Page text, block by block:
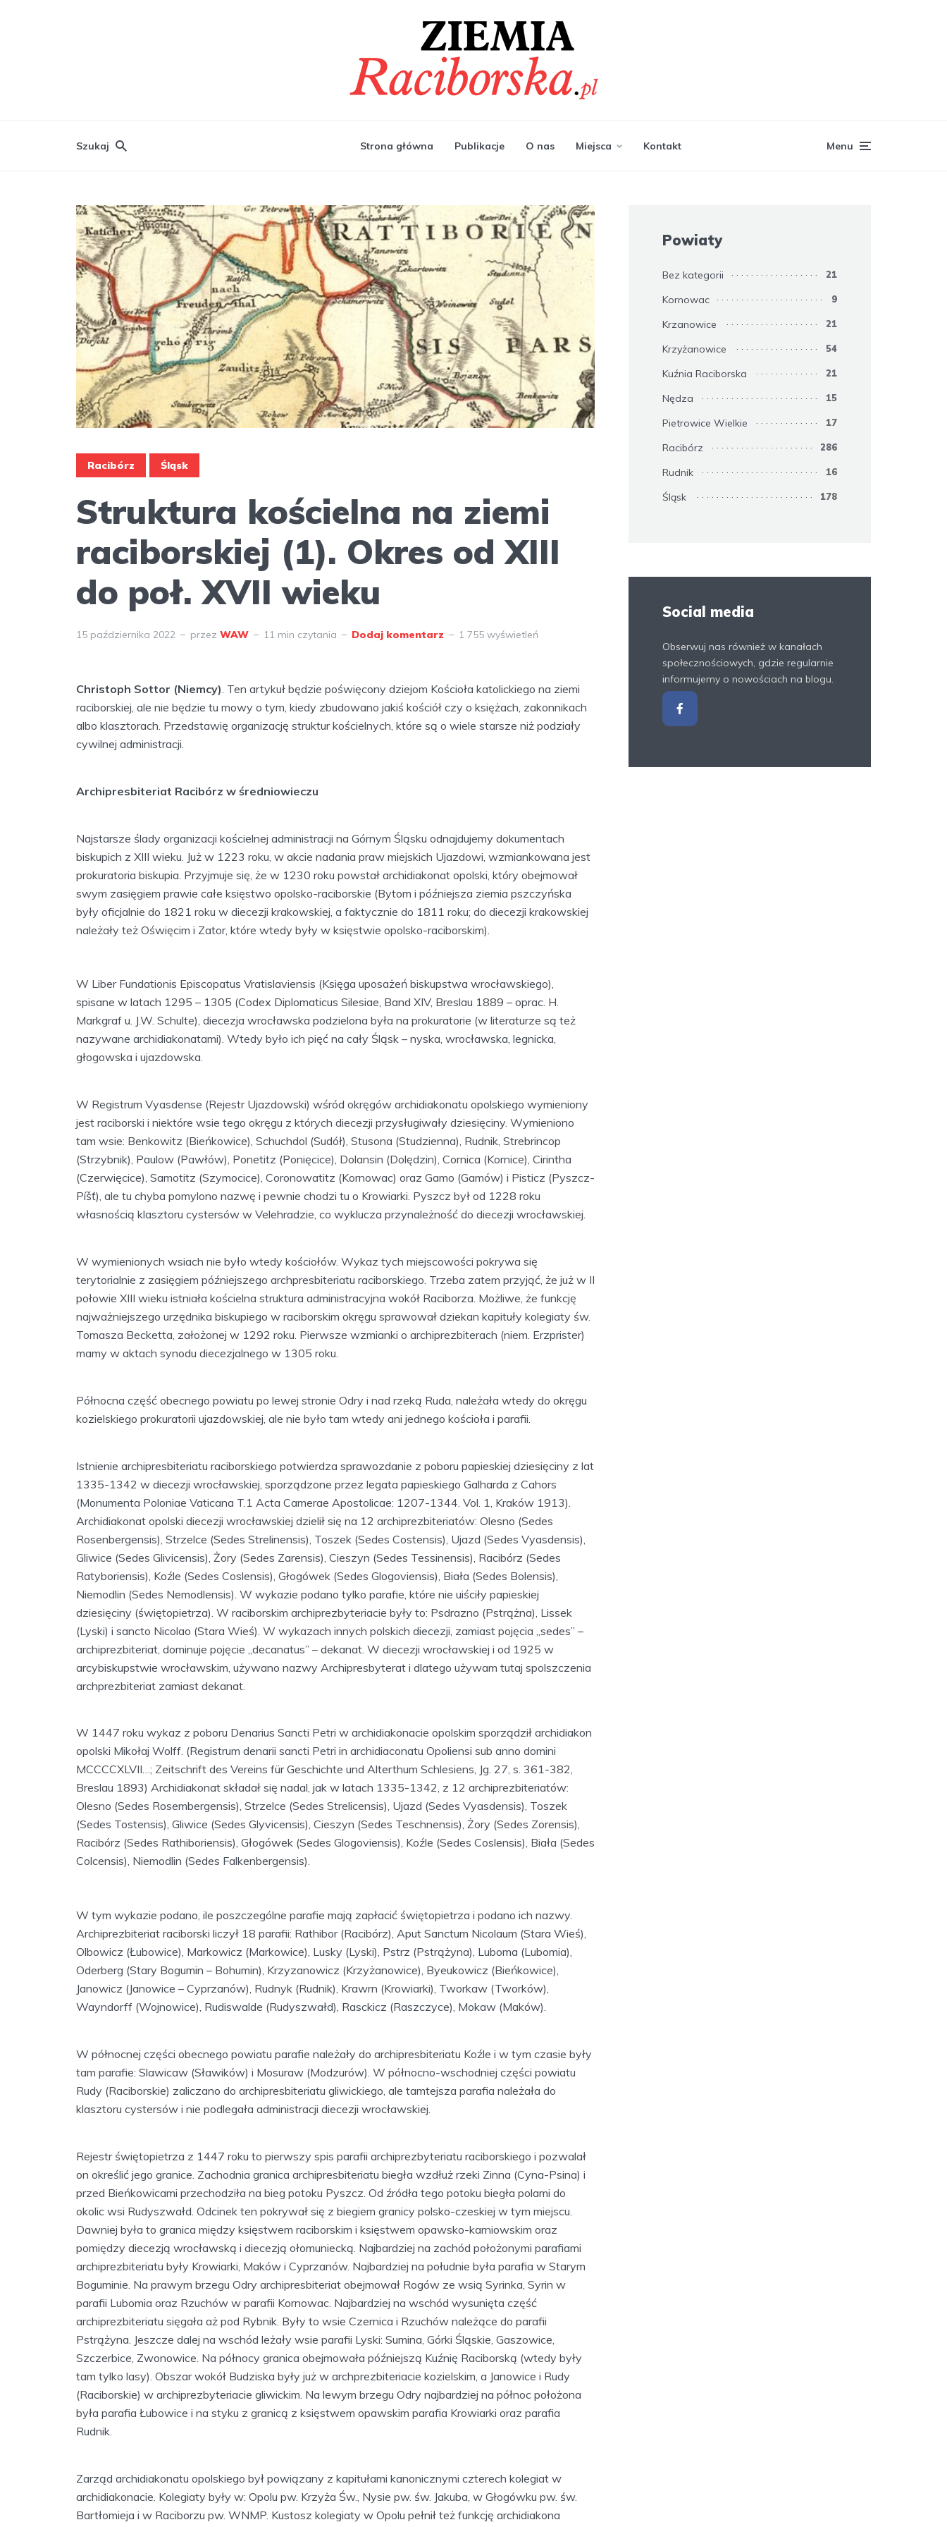
Szukaj Strona główna Publikacje O nas Miejsca Kontakt Menu
Racibórz Śląsk
Struktura kościelna na ziemi
raciborskiej (1). Okres od XIII
do poł. XVII wieku
15 października 2022 przez WAW 11 min czytania Dodaj komentarz 1 755 wyświetleń
Christoph Sottor (Niemcy). Ten artykuł będzie poświęcony dziejom Kościoła katolickiego na ziemi
raciborskiej, ale nie będzie tu mowy o tym, kiedy zbudowano jakiś kościół czy o księżach, zakonnikach
albo klasztorach. Przedstawię organizację struktur kościelnych, które są o wiele starsze niż podziały
cywilnej administracji.
Archipresbiteriat Racibórz w średniowieczu
Najstarsze ślady organizacji kościelnej administracji na Górnym Śląsku odnajdujemy dokumentach
biskupich z XIII wieku. Już w 1223 roku, w akcie nadania praw miejskich Ujazdowi, wzmiankowana jest
prokuratoria biskupia. Przyjmuje się, że w 1230 roku powstał archidiakonat opolski, który obejmował
swym zasięgiem prawie całe księstwo opolsko-raciborskie (Bytom i późniejsza ziemia pszczyńska
były oficjalnie do 1821 roku w diecezji krakowskiej, a faktycznie do 1811 roku; do diecezji krakowskiej
należały też Oświęcim i Zator, które wtedy były w księstwie opolsko-raciborskim).
W Liber Fundationis Episcopatus Vratislaviensis (Księga uposażeń biskupstwa wrocławskiego),
spisane w latach 1295 – 1305 (Codex Diplomaticus Silesiae, Band XIV, Breslau 1889 – oprac. H.
Markgraf u. J.W. Schulte), diecezja wrocławska podzielona była na prokuratorie (w literaturze są też
nazywane archidiakonatami). Wtedy było ich pięć na cały Śląsk – nyska, wrocławska, legnicka,
głogowska i ujazdowska.
W Registrum Vyasdense (Rejestr Ujazdowski) wśród okręgów archidiakonatu opolskiego wymieniony
jest raciborski i niektóre wsie tego okręgu z których diecezji przysługiwały dziesięciny. Wymieniono
tam wsie: Benkowitz (Bieńkowice), Schuchdol (Sudół), Stusona (Studzienna), Rudnik, Strebrincop
(Strzybnik), Paulow (Pawłów), Ponetitz (Ponięcice), Dolansin (Dolędzin), Cornica (Kornice), Cirintha
(Czerwięcice), Samotitz (Szymocice), Coronowatitz (Kornowac) oraz Gamo (Gamów) i Pisticz (Pyszcz-
Píšť), ale tu chyba pomylono nazwę i pewnie chodzi tu o Krowiarki. Pyszcz był od 1228 roku
własnością klasztoru cystersów w Velehradzie, co wyklucza przynależność do diecezji wrocławskiej.
W wymienionych wsiach nie było wtedy kościołów. Wykaz tych miejscowości pokrywa się
terytorialnie z zasięgiem późniejszego archpresbiteriatu raciborskiego. Trzeba zatem przyjąć, że już w II
połowie XIII wieku istniała kościelna struktura administracyjna wokół Raciborza. Możliwe, że funkcję
najważniejszego urzędnika biskupiego w raciborskim okręgu sprawował dziekan kapituły kolegiaty św.
Tomasza Becketta, założonej w 1292 roku. Pierwsze wzmianki o archiprezbiterach (niem. Erzprister)
mamy w aktach synodu diecezjalnego w 1305 roku.
Północna część obecnego powiatu po lewej stronie Odry i nad rzeką Ruda, należała wtedy do okręgu
kozielskiego prokuratorii ujazdowskiej, ale nie było tam wtedy ani jednego kościoła i parafii.
Istnienie archipresbiteriatu raciborskiego potwierdza sprawozdanie z poboru papieskiej dziesięciny z lat
1335-1342 w diecezji wrocławskiej, sporządzone przez legata papieskiego Galharda z Cahors
(Monumenta Poloniae Vaticana T.1 Acta Camerae Apostolicae: 1207-1344. Vol. 1, Kraków 1913).
Archidiakonat opolski diecezji wrocławskiej dzielił się na 12 archiprezbiteriatów: Olesno (Sedes
Rosenbergensis), Strzelce (Sedes Strelinensis), Toszek (Sedes Costensis), Ujazd (Sedes Vyasdensis),
Gliwice (Sedes Glivicensis), Żory (Sedes Zarensis), Cieszyn (Sedes Tessinensis), Racibórz (Sedes
Ratyboriensis), Koźle (Sedes Coslensis), Głogówek (Sedes Glogoviensis), Biała (Sedes Bolensis),
Niemodlin (Sedes Nemodlensis). W wykazie podano tylko parafie, które nie uiściły papieskiej
dziesięciny (świętopietrza). W raciborskim archiprezbyteriacie były to: Psdrazno (Pstrążna), Lissek
(Lyski) i sancto Nicolao (Stara Wieś). W wykazach innych polskich diecezji, zamiast pojęcia „sedes” –
archiprezbiteriat, dominuje pojęcie „decanatus” – dekanat. W diecezji wrocławskiej i od 1925 w
arcybiskupstwie wrocławskim, używano nazwy Archipresbyterat i dlatego używam tutaj spolszczenia
archprezbiteriat zamiast dekanat.
W 1447 roku wykaz z poboru Denarius Sancti Petri w archidiakonacie opolskim sporządził archidiakon
opolski Mikołaj Wolff. (Registrum denarii sancti Petri in archidiaconatu Opoliensi sub anno domini
MCCCCXLVII…; Zeitschrift des Vereins für Geschichte und Alterthum Schlesiens, Jg. 27, s. 361-382,
Breslau 1893) Archidiakonat składał się nadal, jak w latach 1335-1342, z 12 archiprezbiteriatów:
Olesno (Sedes Rosembergensis), Strzelce (Sedes Strelicensis), Ujazd (Sedes Vyasdensis), Toszek
(Sedes Tostensis), Gliwice (Sedes Glyvicensis), Cieszyn (Sedes Teschnensis), Żory (Sedes Zorensis),
Racibórz (Sedes Rathiboriensis), Głogówek (Sedes Glogoviensis), Koźle (Sedes Coslensis), Biała (Sedes
Colcensis), Niemodlin (Sedes Falkenbergensis).
W tym wykazie podano, ile poszczególne parafie mają zapłacić świętopietrza i podano ich nazwy.
Archiprezbiteriat raciborski liczył 18 parafii: Rathibor (Racibórz), Aput Sanctum Nicolaum (Stara Wieś),
Olbowicz (Łubowice), Markowicz (Markowice), Lusky (Lyski), Pstrz (Pstrążyna), Luboma (Lubomia),
Oderberg (Stary Bogumin – Bohumin), Krzyzanowicz (Krzyżanowice), Byeukowicz (Bieńkowice),
Janowicz (Janowice – Cyprzanów), Rudnyk (Rudnik), Krawrn (Krowiarki), Tworkaw (Tworków),
Wayndorff (Wojnowice), Rudiswalde (Rudyszwałd), Rasckicz (Raszczyce), Mokaw (Maków).
W północnej części obecnego powiatu parafie należały do archipresbiteriatu Koźle i w tym czasie były
tam parafie: Slawicaw (Sławików) i Mosuraw (Modzurów). W północno-wschodniej części powiatu
Rudy (Raciborskie) zaliczano do archipresbiteriatu gliwickiego, ale tamtejsza parafia należała do
klasztoru cystersów i nie podlegała administracji diecezji wrocławskiej.
Rejestr świętopietrza z 1447 roku to pierwszy spis parafii archiprezbyteriatu raciborskiego i pozwalał
on określić jego granice. Zachodnia granica archipresbiteriatu biegła wzdłuż rzeki Zinna (Cyna-Psina) i
przed Bieńkowicami przechodziła na bieg potoku Pyszcz. Od źródła tego potoku biegła polami do
okolic wsi Rudyszwałd. Odcinek ten pokrywał się z biegiem granicy polsko-czeskiej w tym miejscu.
Dawniej była to granica między księstwem raciborskim i księstwem opawsko-karniowskim oraz
pomiędzy diecezją wrocławską i diecezją ołomuniecką. Najbardziej na zachód położonymi parafiami
archiprezbiteriatu były Krowiarki, Maków i Cyprzanów. Najbardziej na południe była parafia w Starym
Boguminie. Na prawym brzegu Odry archipresbiteriat obejmował Rogów ze wsią Syrinka, Syrin w
parafii Lubomia oraz Rzuchów w parafii Kornowac. Najbardziej na wschód wysunięta część
archiprezbiteriatu sięgała aż pod Rybnik. Były to wsie Czernica i Rzuchów należące do parafii
Pstrążyna. Jeszcze dalej na wschód leżały wsie parafii Lyski: Sumina, Górki Śląskie, Gaszowice,
Szczerbice, Zwonowice. Na północy granica obejmowała późniejszą Kuźnię Raciborską (wtedy były
tam tylko lasy). Obszar wokół Budziska były już w archprezbiteriacie kozielskim, a Janowice i Rudy
(Raciborskie) w archiprezbyteriacie gliwickim. Na lewym brzegu Odry najbardziej na północ położona
była parafia Łubowice i na styku z granicą z księstwem opawskim parafia Krowiarki oraz parafia
Rudnik.
Zarząd archidiakonatu opolskiego był powiązany z kapitułami kanonicznymi czterech kolegiat w
archidiakonacie. Kolegiaty były w: Opolu pw. Krzyża Św., Nysie pw. św. Jakuba, w Głogówku pw. św.
Bartłomieja i w Raciborzu pw. WNMP. Kustosz kolegiaty w Opolu pełnił też funkcję archidiakona
Powiaty
Bez kategorii 21
Kornowac 9
Krzanowice 21
Krzyżanowice 54
Kuźnia Raciborska 21
Nędza 15
Pietrowice Wielkie 17
Racibórz 286
Rudnik 16
Śląsk 178
Social media
Obserwuj nas również w kanałach
społecznościowych, gdzie regularnie
informujemy o nowościach na blogu.